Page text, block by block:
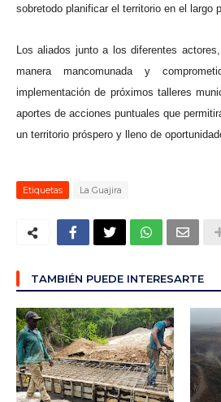
sobretodo planificar el territorio en el largo
Los aliados junto a los diferentes
manera mancomunada y
implementación de próximos talleres
aportes de acciones puntuales que
un territorio próspero y lleno de
Etiquetas La Guajira
TAMBIÉN PUEDE INTERESARTE